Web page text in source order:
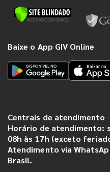
Baixe o App GIV Online
Centrais de atendimento
Horário de atendimento:
08h às 17h (exceto
Atendimento via
Brasil.